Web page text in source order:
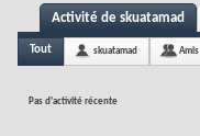
Activité de skuatamad
Tout skuatamad Amis
Pas d'activité récente